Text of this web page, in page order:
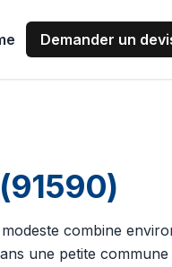
Demander un
combine
une petite